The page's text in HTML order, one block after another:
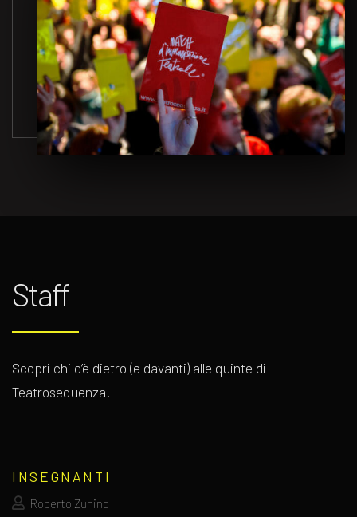
Staff
Scopri chi c’è dietro (e davanti) alle quinte di
Teatrosequenza.
INSEGNANTI
Roberto Zunino